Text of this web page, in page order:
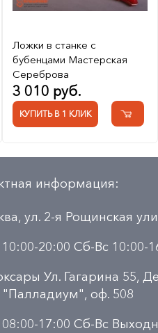
Ложки в станке с
бубенцами Мастерская
Сереброва
3 010 руб.
КУПИТЬ В 1 КЛИК
информация:
ул. 2-я Рощинская
20:00 Сб-Вс 10:00-
Ул. Гагарина 55,
"Палладиум", оф. 508
17:00 Сб-Вс